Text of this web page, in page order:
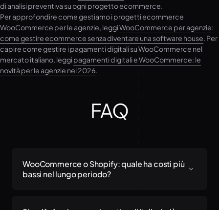
di analisi preventiva su ogni progetto ecommerce.
Per approfondire come gestiamo i progetti ecommerce
WooCommerce per le agenzie, leggiWooCommerce per agenzie:
come gestire ecommerce senza diventare una software house. Per
capire come gestire i pagamenti digitali su WooCommerce nel
mercato italiano, leggipagamenti digitali e WooCommerce: le
novità per le agenzie nel 2026.
FAQ
WooCommerce o Shopify: quale ha costi più
bassi nel lungo periodo?
Dipende dal volume di vendite e dalla necessità di
personalizzazione. Su orizzonti di tre anni, per